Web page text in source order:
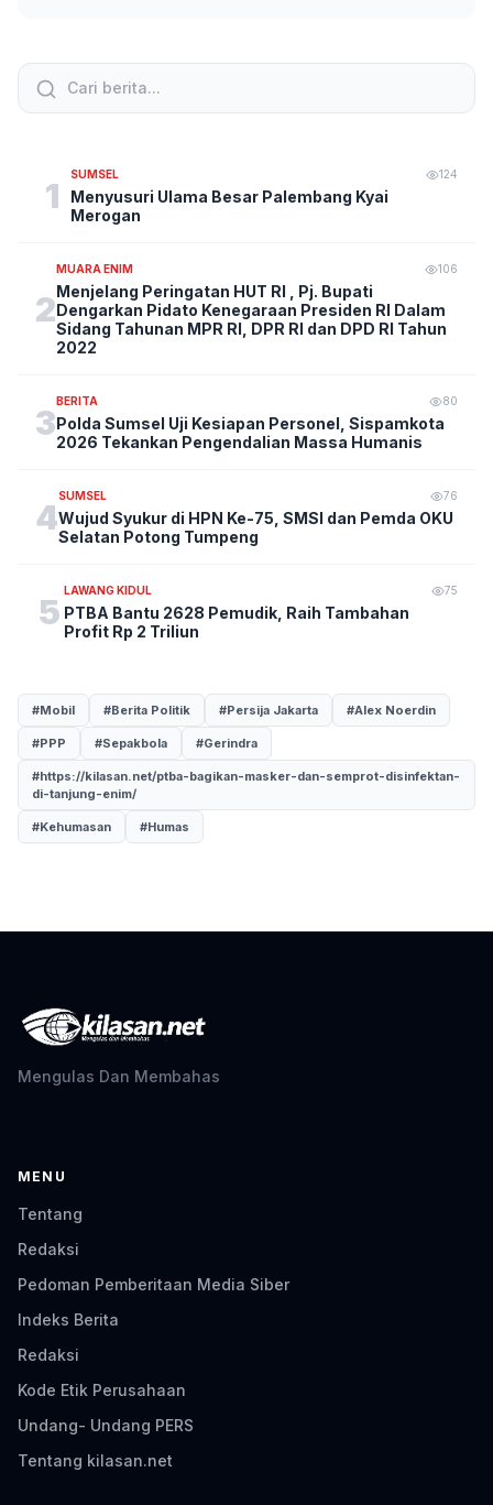
1
SUMSEL 124
Menyusuri Ulama Besar Palembang Kyai
Merogan
2
MUARA ENIM 106
Menjelang Peringatan HUT RI , Pj. Bupati
Dengarkan Pidato Kenegaraan Presiden RI Dalam
Sidang Tahunan MPR RI, DPR RI dan DPD RI Tahun
2022
3
BERITA 80
Polda Sumsel Uji Kesiapan Personel, Sispamkota
2026 Tekankan Pengendalian Massa Humanis
4
SUMSEL 76
Wujud Syukur di HPN Ke-75, SMSI dan Pemda OKU
Selatan Potong Tumpeng
5
LAWANG KIDUL 75
PTBA Bantu 2628 Pemudik, Raih Tambahan
Profit Rp 2 Triliun
#Mobil #Berita Politik #Persija Jakarta #Alex Noerdin
#PPP #Sepakbola #Gerindra
#https://kilasan.net/ptba-bagikan-masker-dan-semprot-disinfektan-
di-tanjung-enim/
#Kehumasan #Humas
Mengulas Dan Membahas
MENU
Tentang
Redaksi
Pedoman Pemberitaan Media Siber
Indeks Berita
Redaksi
Kode Etik Perusahaan
Undang- Undang PERS
Tentang kilasan.net